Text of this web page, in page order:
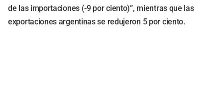
de las importaciones (-9 por ciento)”, mientras que las
exportaciones argentinas se redujeron 5 por ciento.